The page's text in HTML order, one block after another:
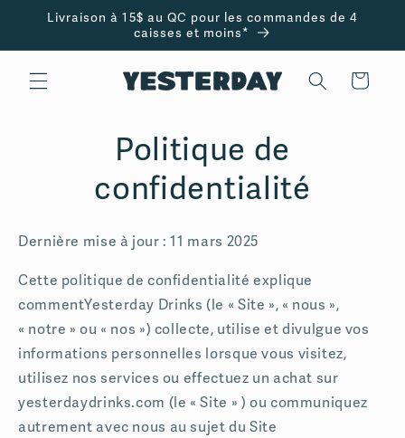
passer
contenu
Livraison à 15$ au QC pour les commandes de 4
caisses et moins*
Panier
Politique de
confidentialité
Dernière mise à jour : 11 mars 2025
Cette politique de confidentialité explique
commentYesterday Drinks (le « Site », « nous »,
« notre » ou « nos ») collecte, utilise et divulgue vos
informations personnelles lorsque vous visitez,
utilisez nos services ou effectuez un achat sur
yesterdaydrinks.com (le « Site » ) ou communiquez
autrement avec nous au sujet du Site